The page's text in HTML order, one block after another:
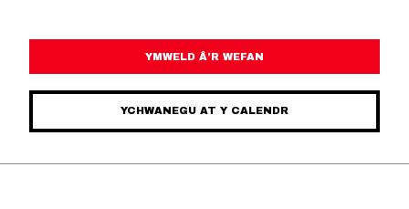
YMWELD Â’R WEFAN
YCHWANEGU AT Y CALENDR